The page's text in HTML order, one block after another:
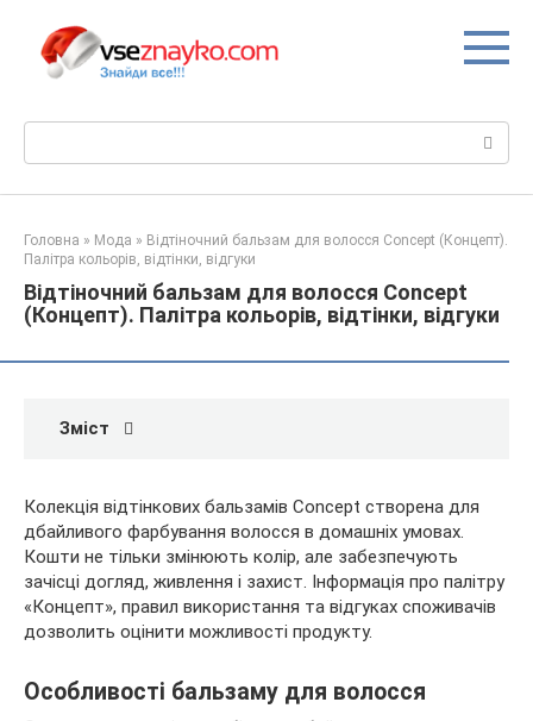
вмісту
Головна » Мода » Відтіночний бальзам для волосся Concept (Концепт).
Палітра кольорів, відтінки, відгуки
Відтіночний бальзам для волосся Concept
(Концепт). Палітра кольорів, відтінки, відгуки
Зміст
Колекція відтінкових бальзамів Concept створена для
дбайливого фарбування волосся в домашніх умовах.
Кошти не тільки змінюють колір, але забезпечують
зачісці догляд, живлення і захист. Інформація про палітру
«Концепт», правил використання та відгуках споживачів
дозволить оцінити можливості продукту.
Особливості бальзаму для волосся